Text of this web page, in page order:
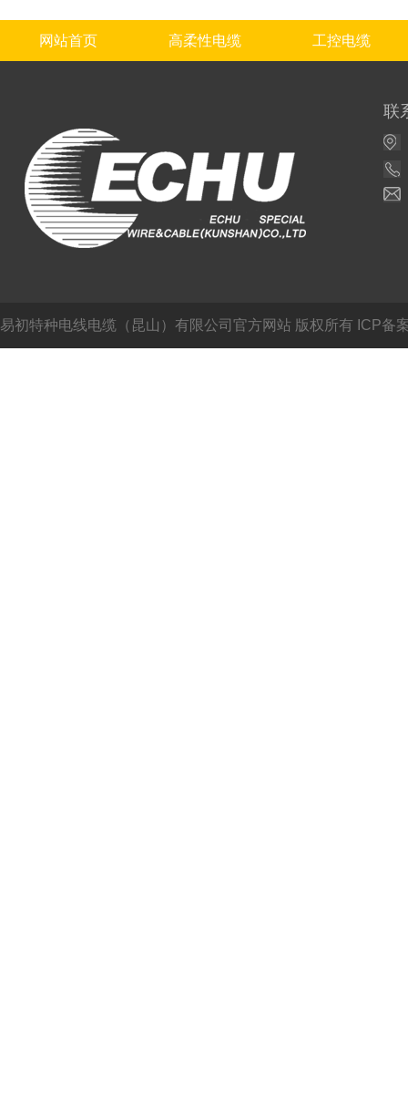
网站首页 高柔性电缆 工控电缆
联
易初特种电线电缆（昆山）有限公司官方网站 版权所有 ICP备